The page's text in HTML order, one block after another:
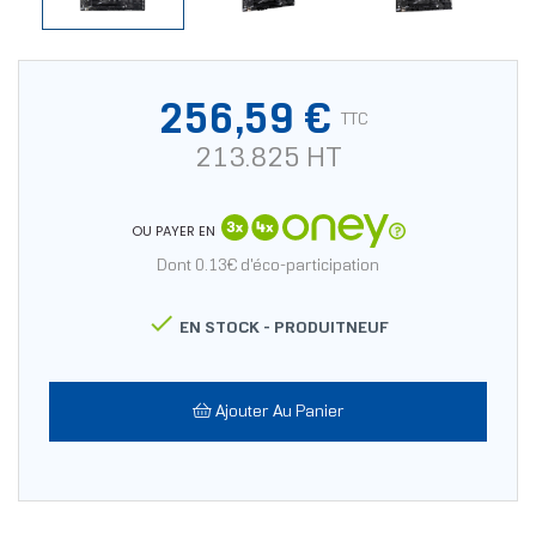
256,59 € TTC
213.825 HT
OU PAYER EN
Dont 0.13€ d'éco-participation
 EN STOCK - PRODUITNEUF
Ajouter Au Panier